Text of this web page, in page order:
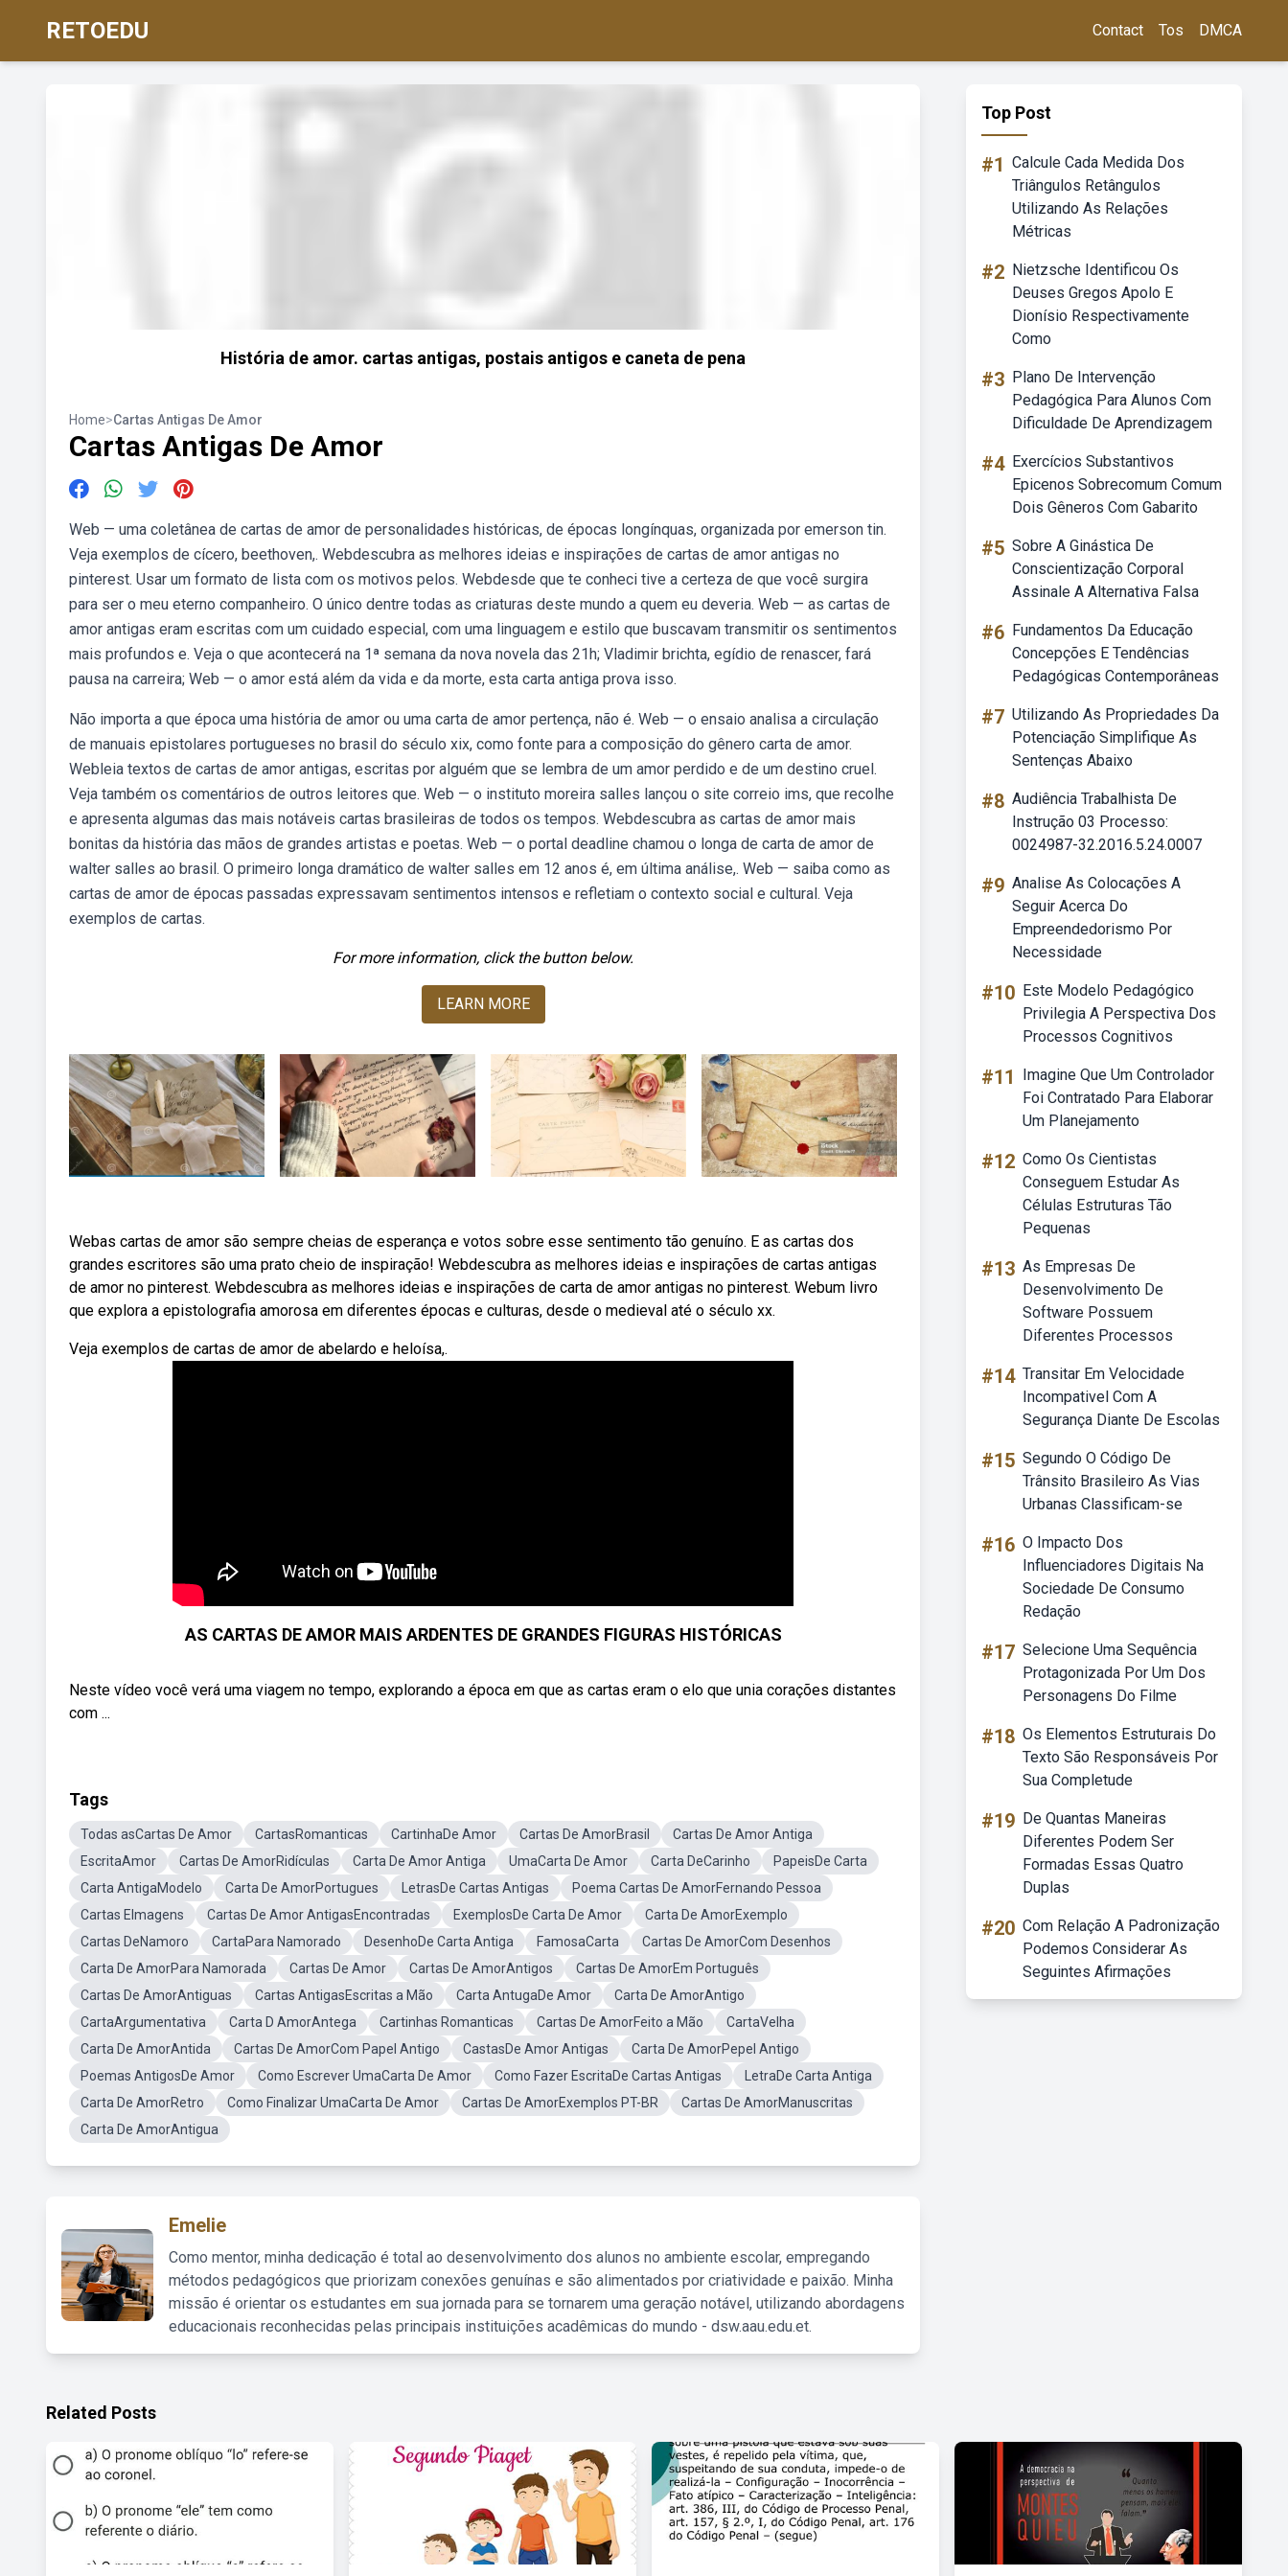
RETOEDU Contact Tos DMCA
História de amor. cartas antigas, postais antigos e caneta de pena
Home>Cartas Antigas De Amor
Cartas Antigas De Amor
Web — uma coletânea de cartas de amor de personalidades históricas, de épocas longínquas, organizada por emerson tin.
Veja exemplos de cícero, beethoven,. Webdescubra as melhores ideias e inspirações de cartas de amor antigas no
pinterest. Usar um formato de lista com os motivos pelos. Webdesde que te conheci tive a certeza de que você surgira
para ser o meu eterno companheiro. O único dentre todas as criaturas deste mundo a quem eu deveria. Web — as cartas de
amor antigas eram escritas com um cuidado especial, com uma linguagem e estilo que buscavam transmitir os sentimentos
mais profundos e. Veja o que acontecerá na 1ª semana da nova novela das 21h; Vladimir brichta, egídio de renascer, fará
pausa na carreira; Web — o amor está além da vida e da morte, esta carta antiga prova isso.
Não importa a que época uma história de amor ou uma carta de amor pertença, não é. Web — o ensaio analisa a circulação
de manuais epistolares portugueses no brasil do século xix, como fonte para a composição do gênero carta de amor.
Webleia textos de cartas de amor antigas, escritas por alguém que se lembra de um amor perdido e de um destino cruel.
Veja também os comentários de outros leitores que. Web — o instituto moreira salles lançou o site correio ims, que recolhe
e apresenta algumas das mais notáveis cartas brasileiras de todos os tempos. Webdescubra as cartas de amor mais
bonitas da história das mãos de grandes artistas e poetas. Web — o portal deadline chamou o longa de carta de amor de
walter salles ao brasil. O primeiro longa dramático de walter salles em 12 anos é, em última análise,. Web — saiba como as
cartas de amor de épocas passadas expressavam sentimentos intensos e refletiam o contexto social e cultural. Veja
exemplos de cartas.
For more information, click the button below.
LEARN MORE
Webas cartas de amor são sempre cheias de esperança e votos sobre esse sentimento tão genuíno. E as cartas dos
grandes escritores são uma prato cheio de inspiração! Webdescubra as melhores ideias e inspirações de cartas antigas
de amor no pinterest. Webdescubra as melhores ideias e inspirações de carta de amor antigas no pinterest. Webum livro
que explora a epistolografia amorosa em diferentes épocas e culturas, desde o medieval até o século xx.
Veja exemplos de cartas de amor de abelardo e heloísa,.
AS CARTAS DE AMOR MAIS ARDENTES DE GRANDES FIGURAS HISTÓRICAS
Neste vídeo você verá uma viagem no tempo, explorando a época em que as cartas eram o elo que unia corações distantes
com ...
Tags
Todas asCartas De Amor CartasRomanticas CartinhaDe Amor Cartas De AmorBrasil
Cartas De Amor Antiga
EscritaAmor
Cartas De AmorRidículas Carta De Amor Antiga UmaCarta De Amor Carta DeCarinho
PapeisDe Carta
Carta AntigaModelo
Carta De AmorPortugues LetrasDe Cartas Antigas
Poema Cartas De AmorFernando Pessoa
Cartas EImagens
Cartas De Amor AntigasEncontradas ExemplosDe Carta De Amor
Carta De AmorExemplo
Cartas DeNamoro
CartaPara Namorado DesenhoDe Carta Antiga FamosaCarta
Cartas De AmorCom Desenhos
Carta De AmorPara Namorada
Cartas De Amor Cartas De AmorAntigos
Cartas De AmorEm Português
Cartas De AmorAntiguas
Cartas AntigasEscritas a Mão Carta AntugaDe Amor
Carta De AmorAntigo
CartaArgumentativa
Carta D AmorAntega Cartinhas Romanticas Cartas De AmorFeito a Mão
CartaVelha
Carta De AmorAntida
Cartas De AmorCom Papel Antigo CastasDe Amor Antigas
Carta De AmorPepel Antigo
Poemas AntigosDe Amor
Como Escrever UmaCarta De Amor Como Fazer EscritaDe Cartas Antigas
LetraDe Carta Antiga
Carta De AmorRetro
Como Finalizar UmaCarta De Amor Cartas De AmorExemplos PT-BR
Cartas De AmorManuscritas
Carta De AmorAntigua
Emelie
Como mentor, minha dedicação é total ao desenvolvimento dos alunos no ambiente escolar, empregando
métodos pedagógicos que priorizam conexões genuínas e são alimentados por criatividade e paixão. Minha
missão é orientar os estudantes em sua jornada para se tornarem uma geração notável, utilizando abordagens
educacionais reconhecidas pelas principais instituições acadêmicas do mundo - dsw.aau.edu.et.
Top Post
#1 Calcule Cada Medida Dos
Triângulos Retângulos
Utilizando As Relações
Métricas
#2 Nietzsche Identificou Os
Deuses Gregos Apolo E
Dionísio Respectivamente
Como
#3 Plano De Intervenção
Pedagógica Para Alunos Com
Dificuldade De Aprendizagem
#4 Exercícios Substantivos
Epicenos Sobrecomum Comum
Dois Gêneros Com Gabarito
#5 Sobre A Ginástica De
Conscientização Corporal
Assinale A Alternativa Falsa
#6 Fundamentos Da Educação
Concepções E Tendências
Pedagógicas Contemporâneas
#7 Utilizando As Propriedades Da
Potenciação Simplifique As
Sentenças Abaixo
#8 Audiência Trabalhista De
Instrução 03 Processo:
0024987-32.2016.5.24.0007
#9 Analise As Colocações A
Seguir Acerca Do
Empreendedorismo Por
Necessidade
#10 Este Modelo Pedagógico
Privilegia A Perspectiva Dos
Processos Cognitivos
#11
Imagine Que Um Controlador
Foi Contratado Para Elaborar
Um Planejamento
#12 Como Os Cientistas
Conseguem Estudar As
Células Estruturas Tão
Pequenas
#13 As Empresas De
Desenvolvimento De
Software Possuem
Diferentes Processos
#14 Transitar Em Velocidade
Incompativel Com A
Segurança Diante De Escolas
#15 Segundo O Código De
Trânsito Brasileiro As Vias
Urbanas Classificam-se
#16 O Impacto Dos
Influenciadores Digitais Na
Sociedade De Consumo
Redação
#17 Selecione Uma Sequência
Protagonizada Por Um Dos
Personagens Do Filme
#18 Os Elementos Estruturais Do
Texto São Responsáveis Por
Sua Completude
#19 De Quantas Maneiras
Diferentes Podem Ser
Formadas Essas Quatro
Duplas
#20 Com Relação A Padronização
Podemos Considerar As
Seguintes Afirmações
Related Posts